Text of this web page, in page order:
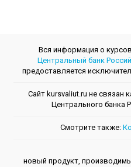
Вся информация о
Центральный банк
предоставляется
Сайт kursvaliut.ru не связан
Центрального банкa
Смотрите также:
новый продукт,